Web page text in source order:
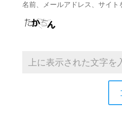
名前、メールアドレス、サイト